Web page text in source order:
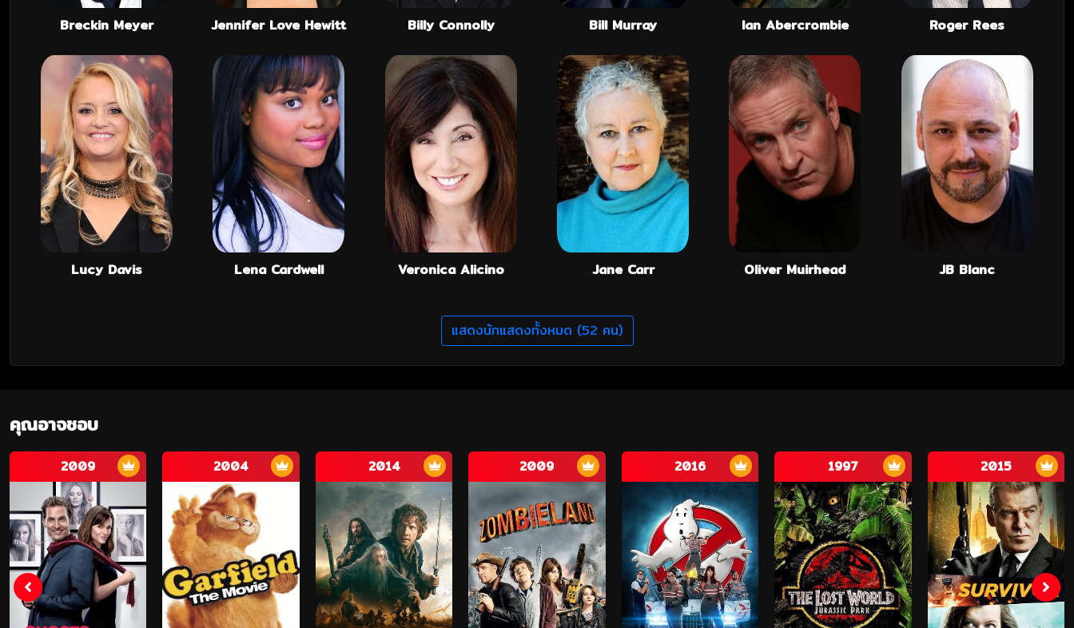
Breckin Meyer Jennifer Love Hewitt Billy Connolly Bill Murray Ian Abercrombie Roger Rees
Lucy Davis Lena Cardwell Veronica Alicino Jane Carr Oliver Muirhead JB Blanc
แสดงนักแสดงทั้งหมด (52 คน)
คุณอาจชอบ
2009 2004 2014 2009 2016 1997 2015